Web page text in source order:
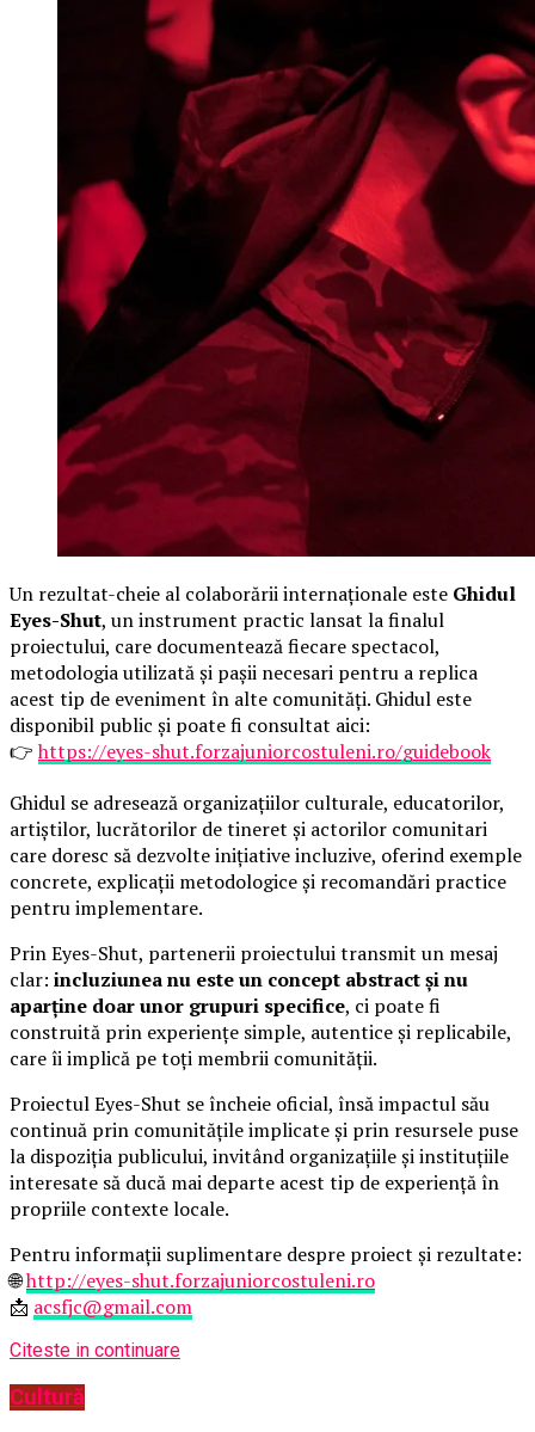
Un rezultat-cheie al colaborării internaționale este Ghidul
Eyes-Shut, un instrument practic lansat la finalul
proiectului, care documentează fiecare spectacol,
metodologia utilizată și pașii necesari pentru a replica
acest tip de eveniment în alte comunități. Ghidul este
disponibil public și poate fi consultat aici:
👉https://eyes-shut.forzajuniorcostuleni.ro/guidebook
Ghidul se adresează organizațiilor culturale, educatorilor,
artiștilor, lucrătorilor de tineret și actorilor comunitari
care doresc să dezvolte inițiative incluzive, oferind exemple
concrete, explicații metodologice și recomandări practice
pentru implementare.
Prin Eyes-Shut, partenerii proiectului transmit un mesaj
clar: incluziunea nu este un concept abstract și nu
aparține doar unor grupuri specifice, ci poate fi
construită prin experiențe simple, autentice și replicabile,
care îi implică pe toți membrii comunității.
Proiectul Eyes-Shut se încheie oficial, însă impactul său
continuă prin comunitățile implicate și prin resursele puse
la dispoziția publicului, invitând organizațiile și instituțiile
interesate să ducă mai departe acest tip de experiență în
propriile contexte locale.
Pentru informații suplimentare despre proiect și rezultate:
🌐http://eyes-shut.forzajuniorcostuleni.ro
📩 acsfjc@gmail.com
Citeste in continuare
Cultură